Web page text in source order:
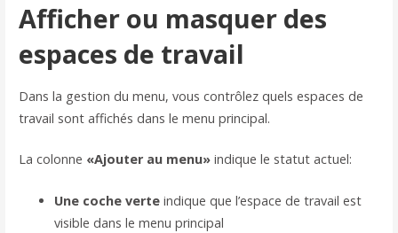
Afficher ou masquer des
espaces de travail
Dans la gestion du menu, vous contrôlez quels espaces de
travail sont affichés dans le menu principal.
La colonne «Ajouter au menu»indique le statut actuel:
Une coche verte indique que l’espace de travail est
visible dans le menu principal